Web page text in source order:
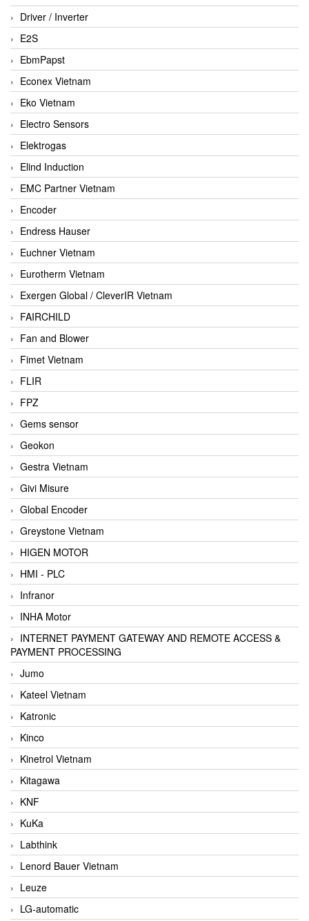
Driver / Inverter
E2S
EbmPapst
Econex Vietnam
Eko Vietnam
Electro Sensors
Elektrogas
Elind Induction
EMC Partner Vietnam
Encoder
Endress Hauser
Euchner Vietnam
Eurotherm Vietnam
Exergen Global / CleverIR Vietnam
FAIRCHILD
Fan and Blower
Fimet Vietnam
FLIR
FPZ
Gems sensor
Geokon
Gestra Vietnam
Givi Misure
Global Encoder
Greystone Vietnam
HIGEN MOTOR
HMI - PLC
Infranor
INHA Motor
INTERNET PAYMENT GATEWAY AND REMOTE ACCESS &
PAYMENT PROCESSING
Jumo
Kateel Vietnam
Katronic
Kinco
Kinetrol Vietnam
Kitagawa
KNF
KuKa
Labthink
Lenord Bauer Vietnam
Leuze
LG-automatic